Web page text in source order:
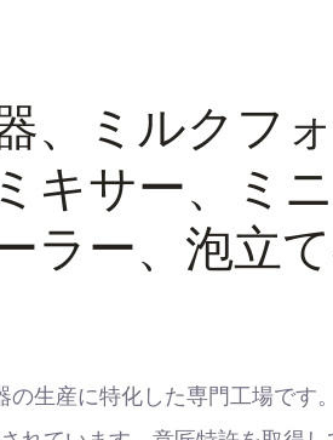
、ミルクフ
キサー、ミニ
ラー、泡立
の生産に特化した専門工場です